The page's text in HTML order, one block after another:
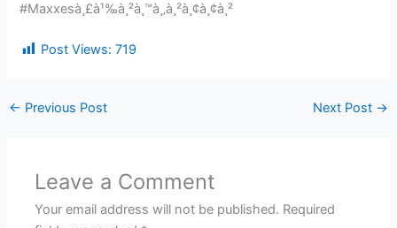
#Maxxesà¸£à¹‰à¸²à¸™à¸‚à¸²à¸¢à¸¢à¸²
Post Views: 719
← Previous Post Next Post →
Leave a Comment
Your email address will not be published. Required